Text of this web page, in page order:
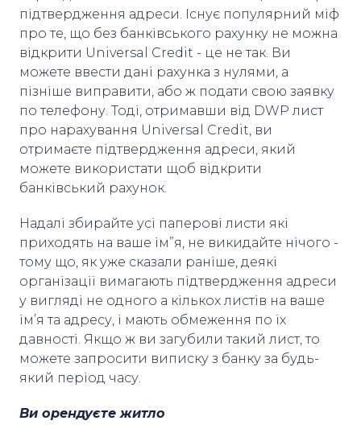
підтвердження адреси. Існує популярний міф
про те, що без банківського рахунку не можна
відкрити Universal Credit - це не так. Ви
можете ввести дані рахунка з нулями, а
пізніше виправити, або ж подати свою заявку
по телефону. Тоді, отримавши від DWP лист
про нарахування Universal Credit, ви
отримаєте підтвердження адреси, який
можете використати щоб відкрити
банківський рахунок.
Надалі збирайте усі паперові листи які
приходять на ваше ім”я, не викидайте нічого -
тому що, як уже сказали раніше, деякі
організації вимагають підтвердження адреси
у вигляді не одного а кількох листів на ваше
ім’я та адресу, і мають обмеження по їх
давності. Якщо ж ви загубили такий лист, то
можете запросити виписку з банку за будь-
який період часу.
Ви орендуєте житло